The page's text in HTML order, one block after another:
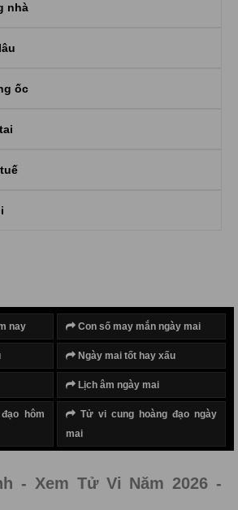
nhà
ốc
nay Con số may mắn ngày mai
Ngày mai tốt hay xấu
Lịch âm ngày mai
hôm
Tử vi cung hoàng đạo ngày
mai
- Xem Tử Vi Năm 2026 -